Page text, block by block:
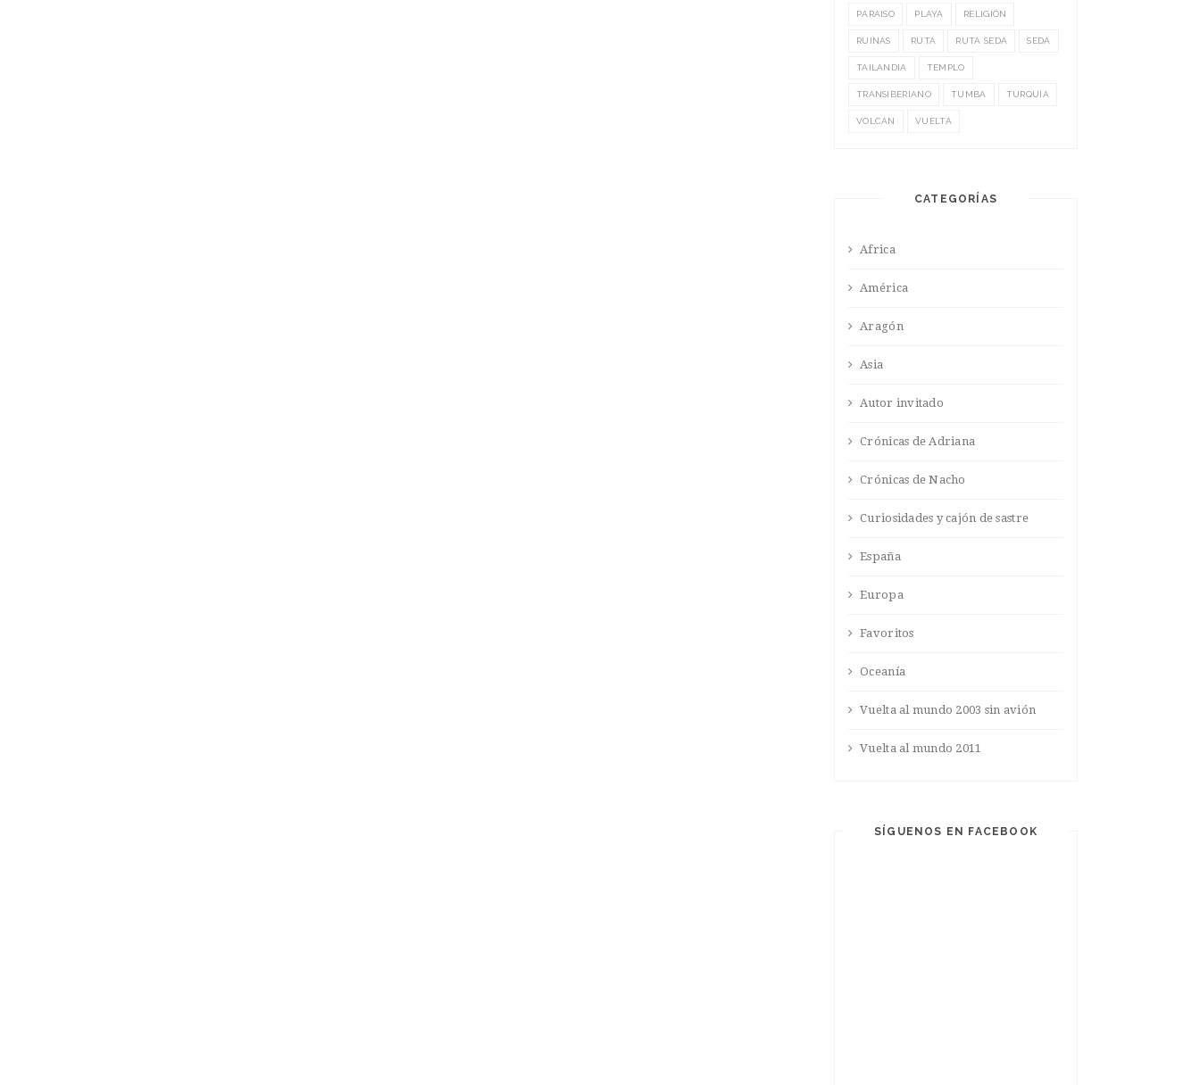
PARAISO PLAYA RELIGIÓN
RUINAS RUTA RUTA SEDA SEDA
TAILANDIA TEMPLO
TRANSIBERIANO TUMBA TURQUÍA
VOLCÁN VUELTA
CATEGORÍAS
Africa
América
Aragón
Asia
Autor invitado
Crónicas de Adriana
Crónicas de Nacho
Curiosidades y cajón de sastre
España
Europa
Favoritos
Oceanía
Vuelta al mundo 2003 sin avión
Vuelta al mundo 2011
SÍGUENOS EN FACEBOOK